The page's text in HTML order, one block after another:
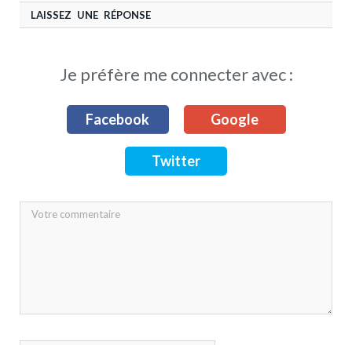
LAISSEZ UNE RÉPONSE
Je préfère me connecter avec :
Facebook Google
Twitter